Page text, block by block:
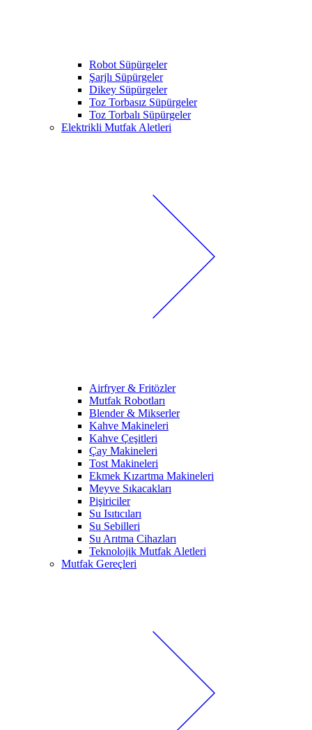
Robot Süpürgeler
Şarjlı Süpürgeler
Dikey Süpürgeler
Toz Torbasız Süpürgeler
Toz Torbalı Süpürgeler
Elektrikli Mutfak Aletleri
Airfryer & Fritözler
Mutfak Robotları
Blender & Mikserler
Kahve Makineleri
Kahve Çeşitleri
Çay Makineleri
Tost Makineleri
Ekmek Kızartma Makineleri
Meyve Sıkacakları
Pişiriciler
Su Isıtıcıları
Su Sebilleri
Su Arıtma Cihazları
Teknolojik Mutfak Aletleri
Mutfak Gereçleri